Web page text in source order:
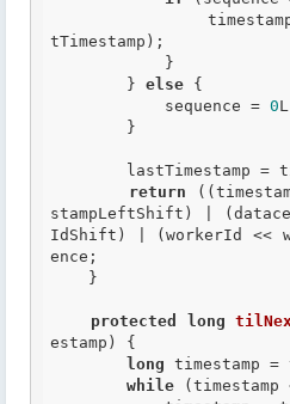
tTimestamp);
        }
else {
            sequence =
0
return
stampLeftShift) |
IdShift) | (workerId <<
ence;
protected long
estamp) {
long timestamp =
while (timestamp